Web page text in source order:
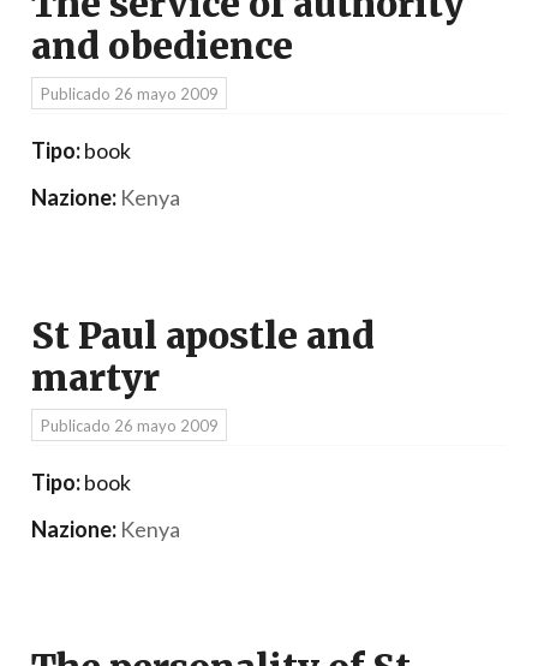
and obedience
Publicado 26 mayo 2009
Tipo:book
Nazione: Kenya
St Paul apostle and
martyr
Publicado 26 mayo 2009
Tipo:book
Nazione: Kenya